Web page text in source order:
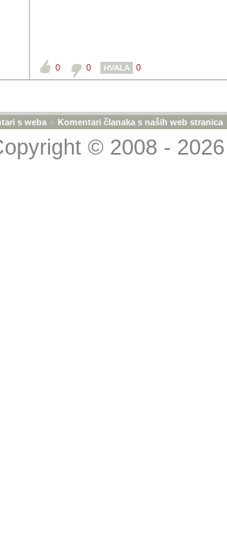
0 0 HVALA 0
s weba » Komentari članaka s naših web stranica
© 2008 -